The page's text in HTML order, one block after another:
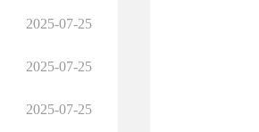
2025-07-25
2025-07-25
2025-07-25